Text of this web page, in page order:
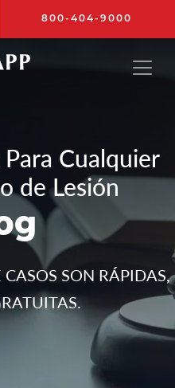
800-404-9000
Cualquier
de Lesión
SON RÁPIDAS,